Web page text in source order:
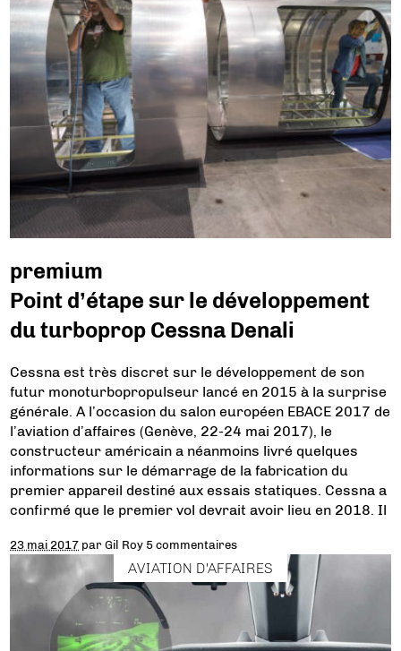
premium
Point d’étape sur le développement
du turboprop Cessna Denali
Cessna est très discret sur le développement de son
futur monoturbopropulseur lancé en 2015 à la surprise
générale. A l’occasion du salon européen EBACE 2017 de
l’aviation d’affaires (Genève, 22-24 mai 2017), le
constructeur américain a néanmoins livré quelques
informations sur le démarrage de la fabrication du
premier appareil destiné aux essais statiques. Cessna a
confirmé que le premier vol devrait avoir lieu en 2018. Il
23 mai 2017 parGil Roy 5 commentaires
AVIATION D'AFFAIRES